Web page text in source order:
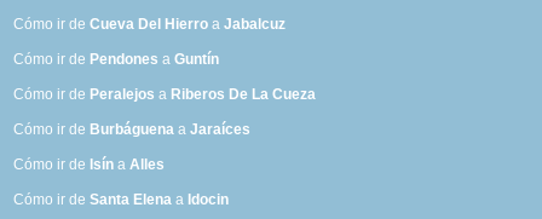
Cómo ir deCueva Del Hierro aJabalcuz
Cómo ir de Pendones aGuntín
Cómo ir de Peralejos a Riberos De La Cueza
Cómo ir de Burbáguena aJaraíces
Cómo ir de Isín aAlles
Cómo ir deSanta Elena a Idocin